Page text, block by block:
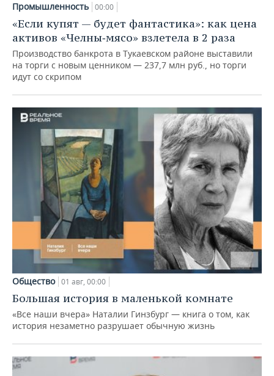
Промышленность 00:00
«Если купят — будет фантастика»: как цена
активов «Челны‑мясо» взлетела в 2 раза
Производство банкрота в Тукаевском районе выставили
на торги с новым ценником — 237,7 млн руб., но торги
идут со скрипом
Общество 01 авг, 00:00
Большая история в маленькой комнате
«Все наши вчера» Наталии Гинзбург — книга о том, как
история незаметно разрушает обычную жизнь